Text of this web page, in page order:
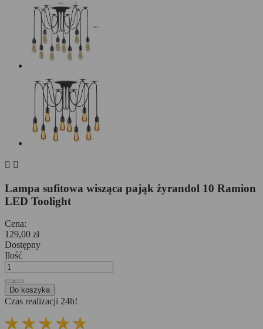
 
Lampa sufitowa wisząca pająk żyrandol 10 Ramion
LED Toolight
Cena:
129,00 zł
Dostępny
Ilość
Do koszyka
Czas realizacji 24h!